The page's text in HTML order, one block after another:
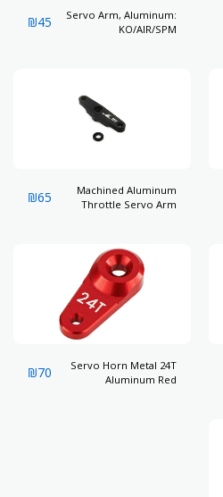
Servo Arm, Aluminum:
KO/AIR/SPM
₪45
Machined Aluminum
Throttle Servo Arm
₪65
Servo Horn Metal 24T
Aluminum Red
₪70